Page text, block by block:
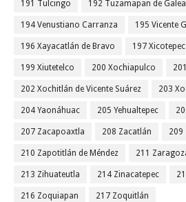
191 Tulcingo 192 Tuzamapan de
194 Venustiano Carranza 195 Vicente
196 Xayacatlán de Bravo 197 Xicotepec
199 Xiutetelco 200 Xochiapulco
202 Xochitlán de Vicente Suárez 203
204 Yaonáhuac 205 Yehualtepec
207 Zacapoaxtla 208 Zacatlán 209
210 Zapotitlán de Méndez 211
213 Zihuateutla 214 Zinacatepec
216 Zoquiapan 217 Zoquitlán